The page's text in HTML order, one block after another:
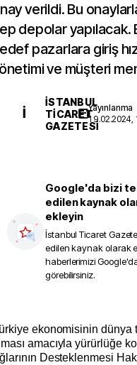
verildi. Bu
depolar yapılacak.
pazarlara giriş
ve müşteri
İ
İSTANBUL
TICARET
GAZETESI
Yayınlanma
19.02.2024,
Google'da bizi
edilen kaynak
ekleyin
İstanbul Ticaret
edilen kaynak olarak
haberlerimizi
görebilirsiniz.
ekonomisinin dünya
amacıyla yürürlüğe
Desteklenmesi